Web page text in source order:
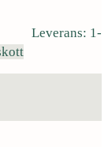
Leverans: 1-